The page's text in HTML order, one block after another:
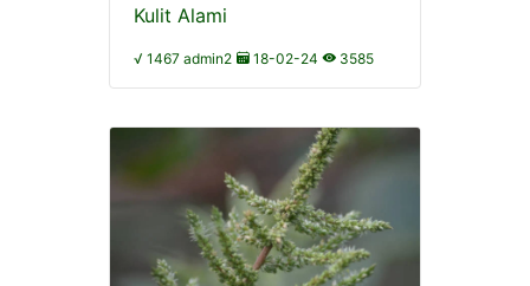
Kulit Alami
√ 1467 admin2 18-02-24 3585